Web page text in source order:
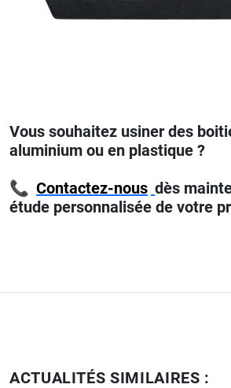
Vous souhaitez usiner des
aluminium ou en plastique ?
📞 Contactez-nous dès
étude personnalisée de votre
ACTUALITÉS SIMILAIRES :